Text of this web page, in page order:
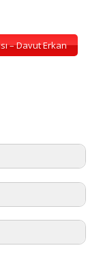
– Davut Erkan